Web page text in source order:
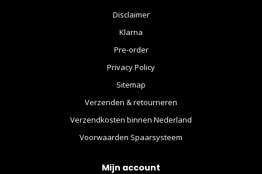
Disclaimer
Klarna
Pre-order
Privacy Policy
Sitemap
Verzenden & retourneren
Verzendkosten binnen Nederland
Voorwaarden Spaarsysteem
Mijn account